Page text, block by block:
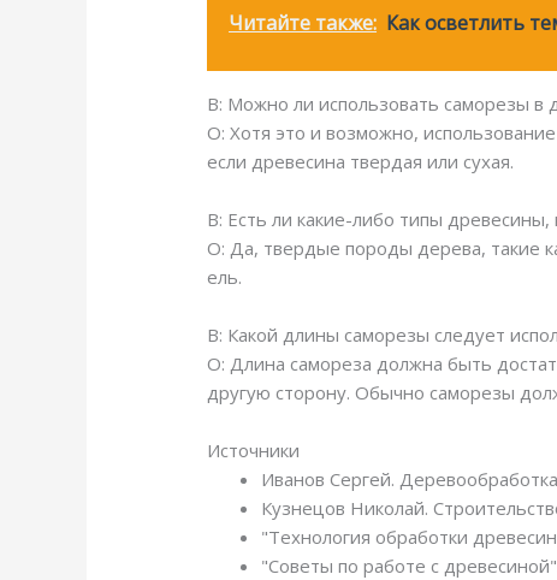
Читайте также: Как осветлить
В: Можно ли использовать саморезы в
О: Хотя это и возможно,
если древесина твердая или сухая.
В: Есть ли какие-либо типы
О: Да, твердые породы дерева, такие
ель.
В: Какой длины саморезы следует
О: Длина самореза должна быть
другую сторону. Обычно саморезы
Источники
Иванов Сергей.
Кузнецов Николай.
"Технология обработки
"Советы по работе с